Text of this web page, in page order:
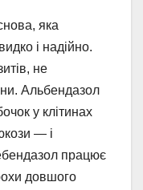
яка
і надійно.
не
Альбендазол
у клітинах
— і
працює
довшого